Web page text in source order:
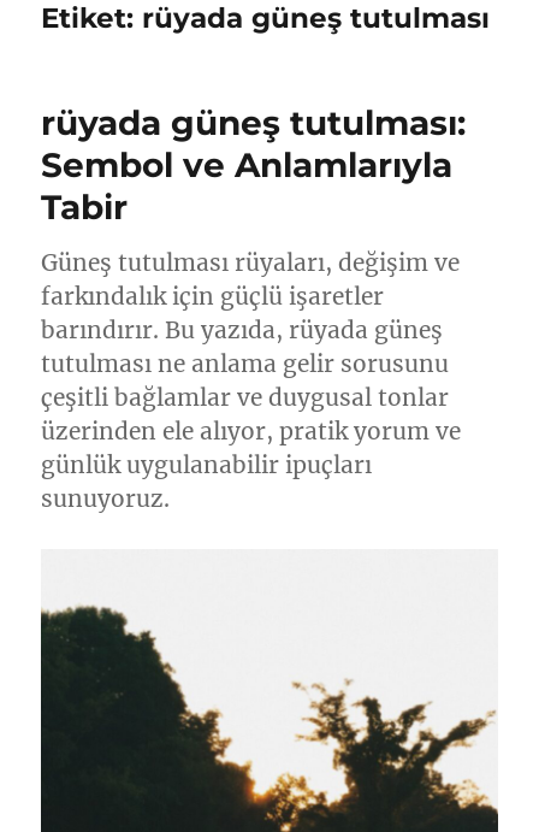
Etiket: rüyada güneş tutulması
rüyada güneş tutulması:
Sembol ve Anlamlarıyla
Tabir
Güneş tutulması rüyaları, değişim ve
farkındalık için güçlü işaretler
barındırır. Bu yazıda, rüyada güneş
tutulması ne anlama gelir sorusunu
çeşitli bağlamlar ve duygusal tonlar
üzerinden ele alıyor, pratik yorum ve
günlük uygulanabilir ipuçları
sunuyoruz.